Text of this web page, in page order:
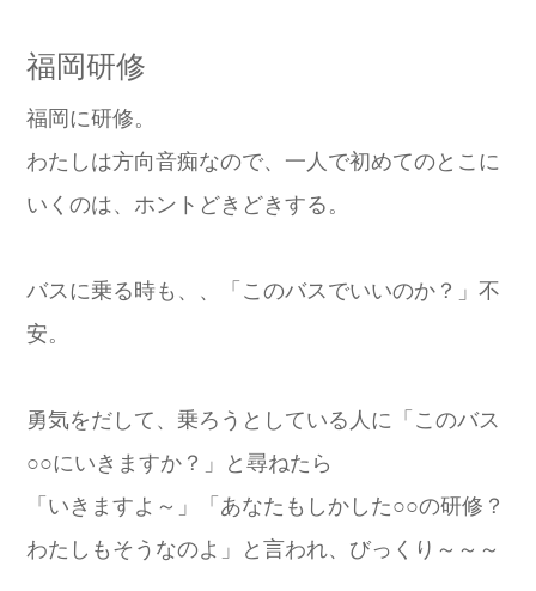
福岡研修
福岡に研修。
わたしは方向音痴なので、一人で初めてのとこに
いくのは、ホントどきどきする。
バスに乗る時も、、「このバスでいいのか？」不
安。
勇気をだして、乗ろうとしている人に「このバス
○○にいきますか？」と尋ねたら
「いきますよ～」「あなたもしかした○○の研修？
わたしもそうなのよ」と言われ、びっくり～～～